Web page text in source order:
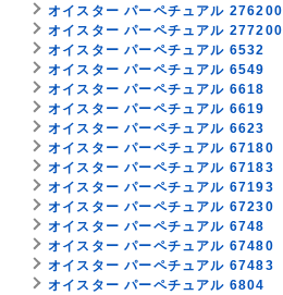
オイスター パーペチュアル 276200
オイスター パーペチュアル 277200
オイスター パーペチュアル 6532
オイスター パーペチュアル 6549
オイスター パーペチュアル 6618
オイスター パーペチュアル 6619
オイスター パーペチュアル 6623
オイスター パーペチュアル 67180
オイスター パーペチュアル 67183
オイスター パーペチュアル 67193
オイスター パーペチュアル 67230
オイスター パーペチュアル 6748
オイスター パーペチュアル 67480
オイスター パーペチュアル 67483
オイスター パーペチュアル 6804